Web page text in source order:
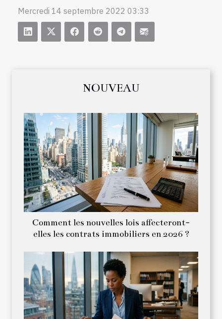
NOUVEAU
Comment les nouvelles lois affecteront-
elles les contrats immobiliers en 2026 ?
Mercredi 14 septembre 2022 03:33